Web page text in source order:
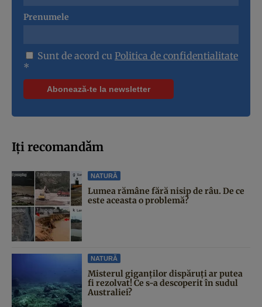
Prenumele
Sunt de acord cu Politica de confidentialitate
*
Iți recomandăm
NATURĂ
Lumea rămâne fără nisip de râu. De ce
este aceasta o problemă?
NATURĂ
Misterul giganților dispăruți ar putea
fi rezolvat! Ce s-a descoperit în sudul
Australiei?